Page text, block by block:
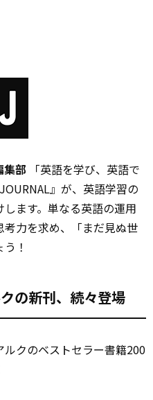
集部 「英語を学び、英語で
』が、英語学習の
します。単なる英語の運用
力を求め、「まだ見ぬ世
！
の新刊、続々登場
ルクのベストセラー書籍200